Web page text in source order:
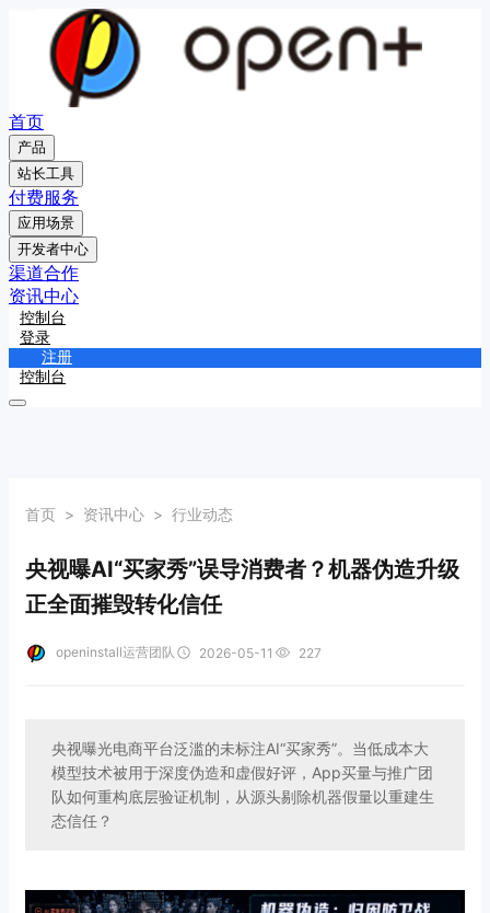
首页
产品
站长工具
付费服务
应用场景
开发者中心
渠道合作
资讯中心
控制台
登录
注册
控制台
首页 > 资讯中心 > 行业动态
央视曝AI“买家秀”误导消费者？机器伪造升级
正全面摧毁转化信任
openinstall运营团队 2026-05-11 227
央视曝光电商平台泛滥的未标注AI“买家秀”。当低成本大
模型技术被用于深度伪造和虚假好评，App买量与推广团
队如何重构底层验证机制，从源头剔除机器假量以重建生
态信任？